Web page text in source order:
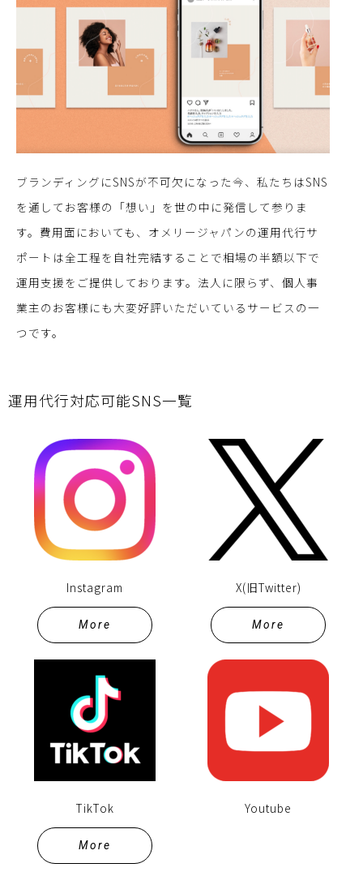
ブランディングにSNSが不可欠になった今、私たちはSNS
を通してお客様の「想い」を世の中に発信して参りま
す。費用面においても、オメリージャパンの運用代行サ
ポートは全工程を自社完結することで相場の半額以下で
運用支援をご提供しております。法人に限らず、個人事
業主のお客様にも大変好評いただいているサービスの一
つです。
運用代行対応可能SNS一覧
Instagram
More
X(旧Twitter)
More
TikTok
More
Youtube